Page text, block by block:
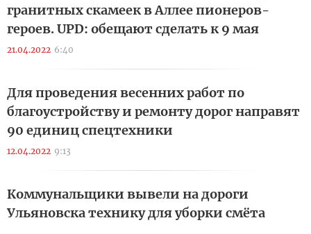
гранитных скамеек в Аллее пионеров-
героев. UPD: обещают сделать к 9 мая
21.04.2022 6:40
Для проведения весенних работ по
благоустройству и ремонту дорог направят
90 единиц спецтехники
12.04.2022 9:13
Коммунальщики вывели на дороги
Ульяновска технику для уборки смёта